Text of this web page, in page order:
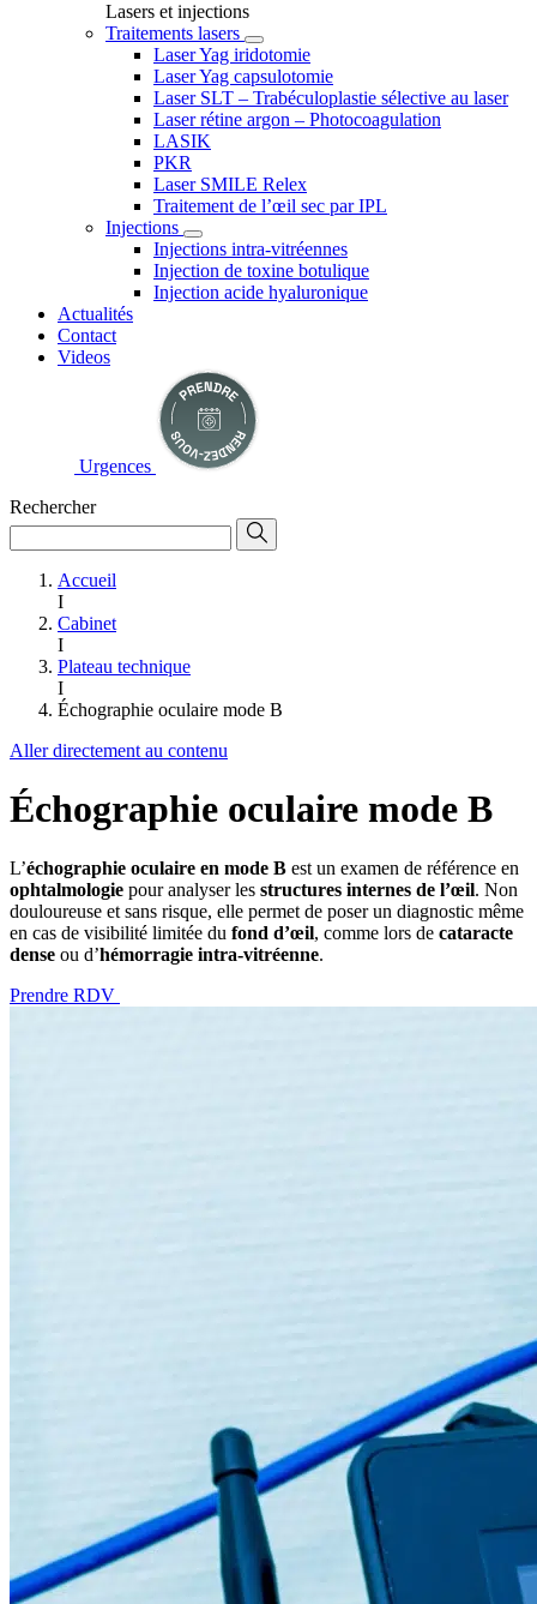
Lasers et injections
Traitements lasers
Laser Yag iridotomie
Laser Yag capsulotomie
Laser SLT – Trabéculoplastie sélective au laser
Laser rétine argon – Photocoagulation
LASIK
PKR
Laser SMILE Relex
Traitement de l’œil sec par IPL
Injections
Injections intra-vitréennes
Injection de toxine botulique
Injection acide hyaluronique
Actualités
Contact
Videos
Urgences
Rechercher
Accueil
I
Cabinet
I
Plateau technique
I
Échographie oculaire mode B
Aller directement au contenu
Échographie oculaire mode B
L’échographie oculaire en mode B est un examen de référence en
ophtalmologie pour analyser les structures internes de l’œil. Non
douloureuse et sans risque, elle permet de poser un diagnostic même
en cas de visibilité limitée du fond d’œil, comme lors de cataracte
dense ou d’hémorragie intra-vitréenne.
Prendre RDV